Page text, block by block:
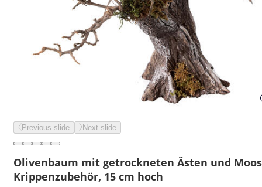
Previous slide Next slide
Olivenbaum mit getrockneten Ästen und
Krippenzubehör, 15 cm hoch